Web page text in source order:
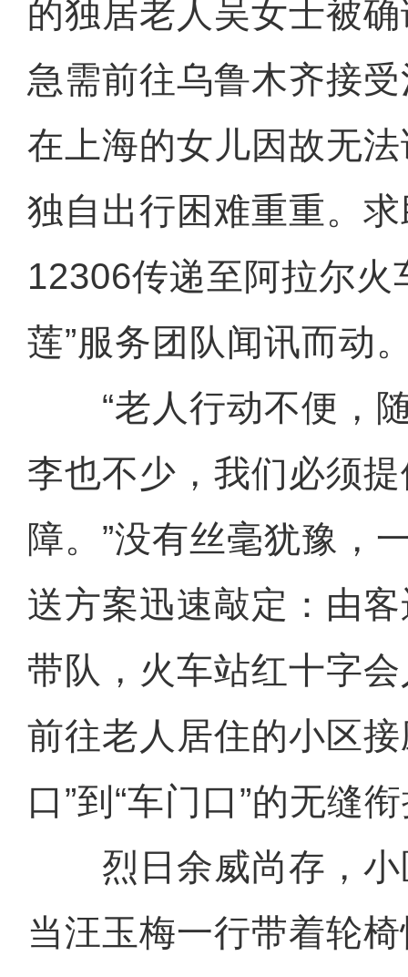
的独居老人吴女士被
急需前往乌鲁木齐接
在上海的女儿因故无
独自出行困难重重。
12306传递至阿拉尔火
莲”服务团队闻讯而动
“老人行动不便，随
李也不少，我们必须
障。”没有丝毫犹豫，
送方案迅速敲定：由
带队，火车站红十字
前往老人居住的小区
口”到“车门口”的无缝
烈日余威尚存，小
当汪玉梅一行带着轮